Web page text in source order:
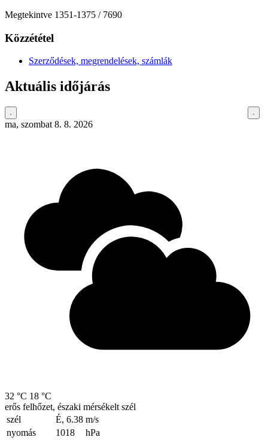
Megtekintve 1351-1375 / 7690
Közzététel
Szerződések, megrendelések, számlák
Aktuális időjárás
ma, szombat 8. 8. 2026
32 °C 18 °C
erős felhőzet, északi mérsékelt szél
szél
É, 6.38 m/s
nyomás
1018 hPa